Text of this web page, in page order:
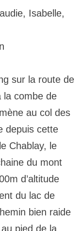
Isabelle,
sur la route de
la combe de
au col des
depuis cette
Chablay, le
du mont
d’altitude
du lac de
bien raide
pied de la